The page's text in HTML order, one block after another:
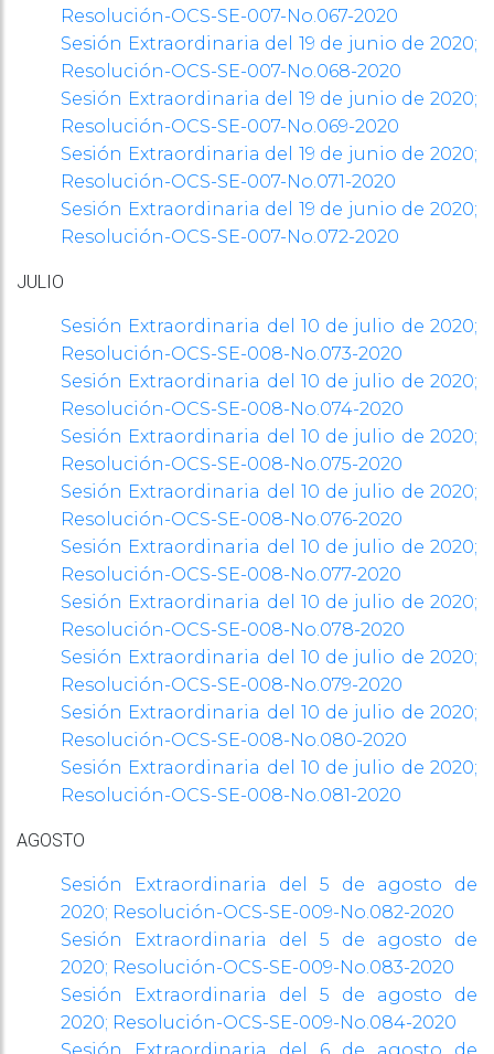
Resolución-OCS-SE-007-No.067-2020
Sesión Extraordinaria del 19 de junio de 2020;
Resolución-OCS-SE-007-No.068-2020
Sesión Extraordinaria del 19 de junio de 2020;
Resolución-OCS-SE-007-No.069-2020
Sesión Extraordinaria del 19 de junio de 2020;
Resolución-OCS-SE-007-No.071-2020
Sesión Extraordinaria del 19 de junio de 2020;
Resolución-OCS-SE-007-No.072-2020
JULIO
Sesión Extraordinaria del 10 de julio de 2020;
Resolución-OCS-SE-008-No.073-2020
Sesión Extraordinaria del 10 de julio de 2020;
Resolución-OCS-SE-008-No.074-2020
Sesión Extraordinaria del 10 de julio de 2020;
Resolución-OCS-SE-008-No.075-2020
Sesión Extraordinaria del 10 de julio de 2020;
Resolución-OCS-SE-008-No.076-2020
Sesión Extraordinaria del 10 de julio de 2020;
Resolución-OCS-SE-008-No.077-2020
Sesión Extraordinaria del 10 de julio de 2020;
Resolución-OCS-SE-008-No.078-2020
Sesión Extraordinaria del 10 de julio de 2020;
Resolución-OCS-SE-008-No.079-2020
Sesión Extraordinaria del 10 de julio de 2020;
Resolución-OCS-SE-008-No.080-2020
Sesión Extraordinaria del 10 de julio de 2020;
Resolución-OCS-SE-008-No.081-2020
AGOSTO
Sesión Extraordinaria del 5 de agosto de
2020; Resolución-OCS-SE-009-No.082-2020
Sesión Extraordinaria del 5 de agosto de
2020; Resolución-OCS-SE-009-No.083-2020
Sesión Extraordinaria del 5 de agosto de
2020; Resolución-OCS-SE-009-No.084-2020